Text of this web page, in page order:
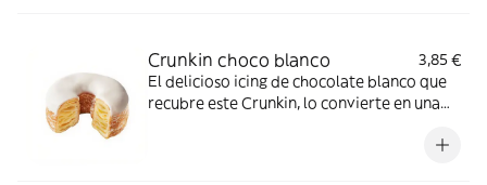
Crunkin choco blanco
3,85 €
El delicioso icing de chocolate blanco que
recubre este Crunkin, lo convierte en una